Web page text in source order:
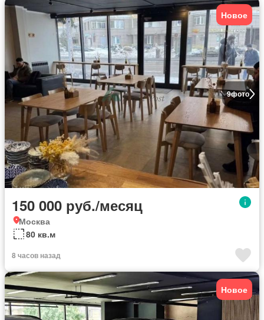
9фото
Новое
150 000 руб./месяц
Москва
80 кв.м
8 часов назад
Новое